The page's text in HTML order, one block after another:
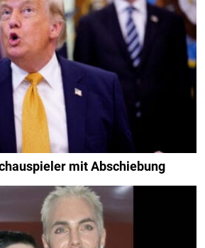
mit Abschiebung